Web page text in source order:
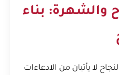
بناء
لا يأتيان من الادعاءات